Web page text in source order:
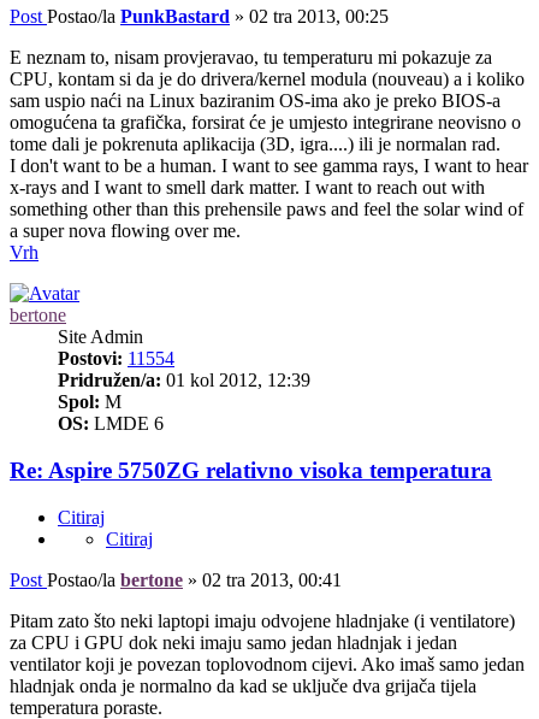
Post Postao/la PunkBastard » 02 tra 2013, 00:25
E neznam to, nisam provjeravao, tu temperaturu mi pokazuje za
CPU, kontam si da je do drivera/kernel modula (nouveau) a i koliko
sam uspio naći na Linux baziranim OS-ima ako je preko BIOS-a
omogućena ta grafička, forsirat će je umjesto integrirane neovisno o
tome dali je pokrenuta aplikacija (3D, igra....) ili je normalan rad.
I don't want to be a human. I want to see gamma rays, I want to hear
x-rays and I want to smell dark matter. I want to reach out with
something other than this prehensile paws and feel the solar wind of
a super nova flowing over me.
Vrh
bertone
Site Admin
Postovi: 11554
Pridružen/a: 01 kol 2012, 12:39
Spol: M
OS: LMDE 6
Re: Aspire 5750ZG relativno visoka temperatura
Citiraj
Citiraj
Post Postao/la bertone » 02 tra 2013, 00:41
Pitam zato što neki laptopi imaju odvojene hladnjake (i ventilatore)
za CPU i GPU dok neki imaju samo jedan hladnjak i jedan
ventilator koji je povezan toplovodnom cijevi. Ako imaš samo jedan
hladnjak onda je normalno da kad se uključe dva grijača tijela
temperatura poraste.